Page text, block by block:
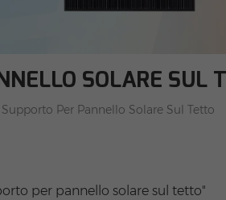
SOLARE SUL
Supporto Per Pannello Solare Sul Tetto
per pannello solare sul tetto"